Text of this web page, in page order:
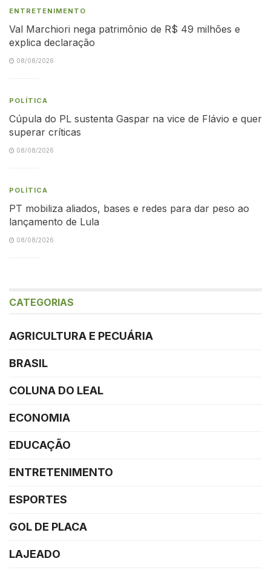
ENTRETENIMENTO
Val Marchiori nega patrimônio de R$ 49 milhões e
explica declaração
08/08/2026
POLÍTICA
Cúpula do PL sustenta Gaspar na vice de Flávio e quer
superar críticas
08/08/2026
POLÍTICA
PT mobiliza aliados, bases e redes para dar peso ao
lançamento de Lula
08/08/2026
CATEGORIAS
AGRICULTURA E PECUÁRIA
BRASIL
COLUNA DO LEAL
ECONOMIA
EDUCAÇÃO
ENTRETENIMENTO
ESPORTES
GOL DE PLACA
LAJEADO